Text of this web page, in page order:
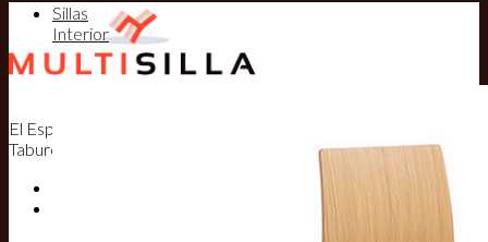
El Especialista en Sillas, Mesas y
Taburetes
Sillas
Interior